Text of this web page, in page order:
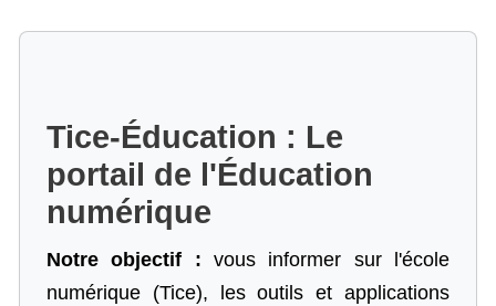
Tice-Éducation : Le
portail de l'Éducation
numérique
Notre objectif : vous informer sur l'école
numérique (Tice), les outils et applications